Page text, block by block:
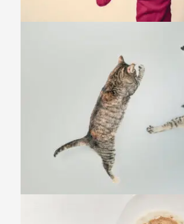
Flyers,